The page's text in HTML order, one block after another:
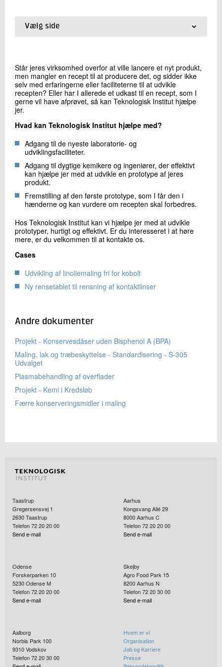
Send e-mail
Send
Vælg side
01.Forside
04.Genanvendelse og bedre materialeudnyttelse
05.Udvikling af prototyper
06.Integrering af nye teknologier
07.Opskalering
Står jeres virksomhed overfor at ville lancere et nyt produkt,
men mangler en recept til at producere det, og sidder ikke
selv med erfaringerne eller faciliteterne til at udvikle
recepten? Eller har I allerede et udkast til en recept, som I
gerne vil have afprøvet, så kan Teknologisk Institut hjælpe
jer.
Hvad kan Teknologisk Institut hjælpe med?
Adgang til de nyeste laboratorie- og
udviklingsfaciliteter.
Adgang til dygtige kemikere og ingeniører, der effektivt
kan hjælpe jer med at udvikle en prototype af jeres
produkt.
Fremstilling af den første prototype, som I får den i
hænderne og kan vurdere om recepten skal forbedres.
Hos Teknologisk Institut kan vi hjælpe jer med at udvikle
prototyper, hurtigt og effektivt. Er du interesseret i at høre
mere, er du velkommen til at kontakte os.
Cases
Udvikling af linoliemaling fri for kobolt
Ny rensetablet til rensning af kontaktlinser
Andre dokumenter
Projekt - Konservesdåser uden Bisphenol A (BPA)
Maling, lak og træbeskyttelse - Standardisering - S-305
Udvalget
Plasmabehandling af overflader
Projekt - Kemi i Kredsløb
Færre konserveringsmidler i maling
Taastrup
Gregersensvej 1
2630Taastrup
Telefon 72 20 20 00
Send e-mail
Aarhus
Kongsvang Allé 29
8000Aarhus C
Telefon 72 20 20 00
Send e-mail
Odense
Forskerparken 10
5230Odense M
Telefon 72 20 20 00
Send e-mail
Skejby
Agro Food Park 15
8200Aarhus N
Telefon 72 20 30 00
Send e-mail
Aalborg
Norbis Park 100
9310Vodskov
Telefon 72 20 30 00
Hvem er vi
Organisation
Job og Karriere
Presse